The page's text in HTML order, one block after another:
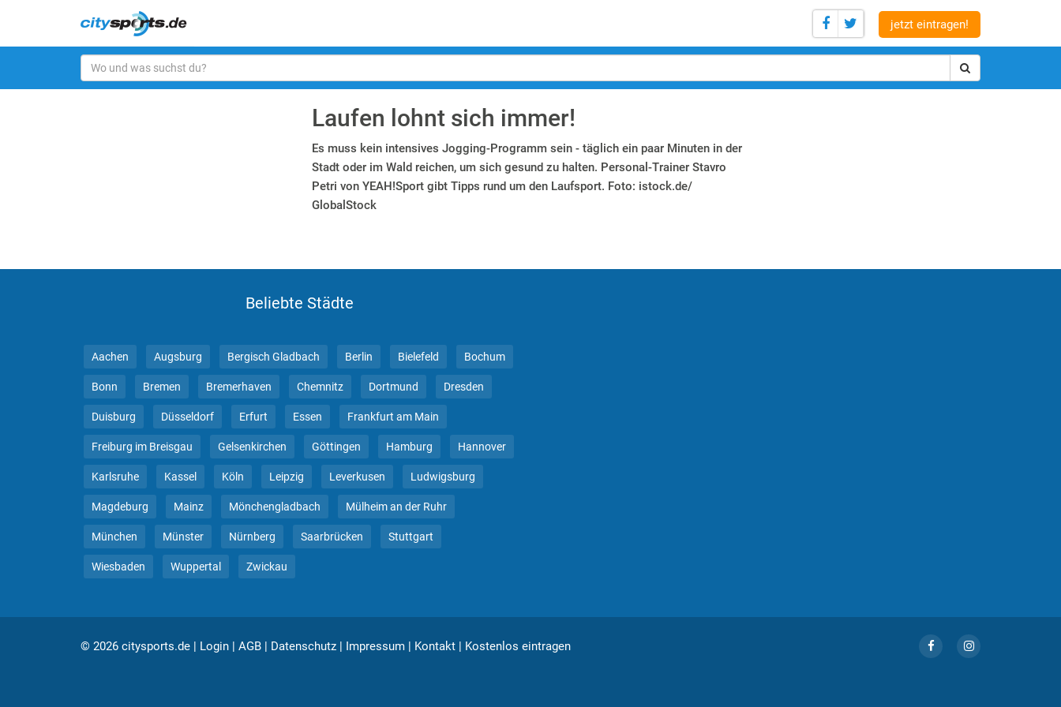
jetzt eintragen!
Laufen lohnt sich immer!
Es muss kein intensives Jogging-Programm sein - täglich ein paar Minuten in der
Stadt oder im Wald reichen, um sich gesund zu halten. Personal-Trainer Stavro
Petri von YEAH!Sport gibt Tipps rund um den Laufsport. Foto: istock.de/
GlobalStock
Beliebte Städte
Aachen Augsburg Bergisch Gladbach Berlin Bielefeld Bochum
Bonn Bremen Bremerhaven Chemnitz Dortmund Dresden
Duisburg Düsseldorf Erfurt Essen Frankfurt am Main
Freiburg im Breisgau Gelsenkirchen Göttingen Hamburg Hannover
Karlsruhe Kassel Köln Leipzig Leverkusen Ludwigsburg
Magdeburg Mainz Mönchengladbach Mülheim an der Ruhr
München Münster Nürnberg Saarbrücken Stuttgart
Wiesbaden Wuppertal Zwickau
© 2026 citysports.de | Login | AGB | Datenschutz | Impressum | Kontakt | Kostenlos eintragen